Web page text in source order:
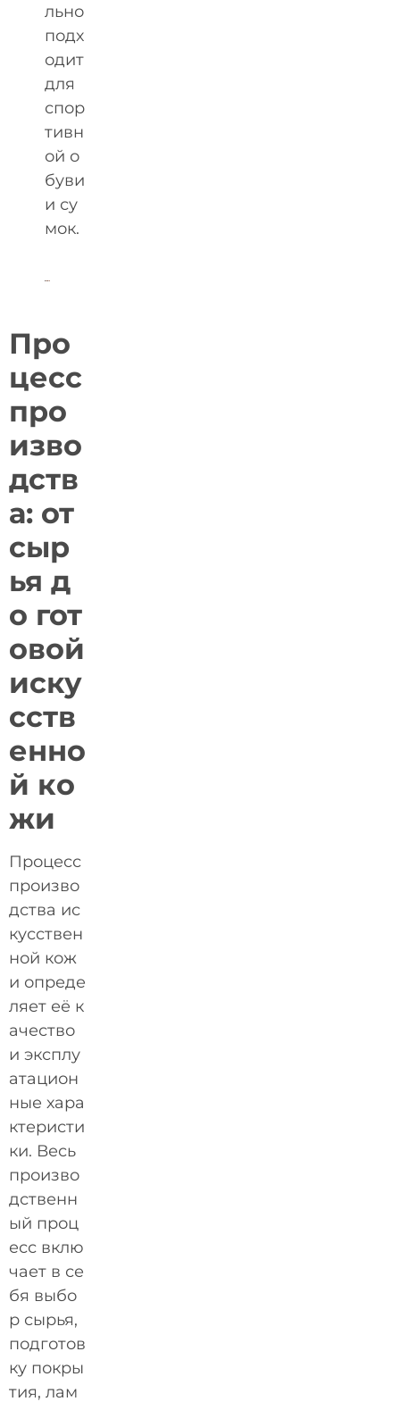
льно
подх
одит
для
спор
тивн
ой о
буви
и су
мок.
Про
цесс
про
изво
дств
а: от
сыр
ья д
о гот
овой
иску
сств
енно
й ко
жи
Процесс
произво
дства ис
кусствен
ной кож
и опреде
ляет её к
ачество
и эксплу
атацион
ные хара
ктеристи
ки. Весь
произво
дственн
ый проц
есс вклю
чает в се
бя выбо
р сырья,
подготов
ку покры
тия, лам